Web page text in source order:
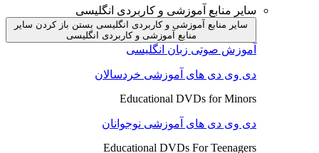
سایر منابع آموزشی و کاربردی انگلیسی
سایر منابع آموزشی و کاربردی انگلیسی بستن باز کردن سایر
منابع آموزشی و کاربردی انگلیسی
آموزش صوتی زبان انگلیسی
دی وی دی های آموزشی خردسالان
Educational DVDs for Minors
دی وی دی های آموزشی نوجوانان
Educational DVDs For Teenagers